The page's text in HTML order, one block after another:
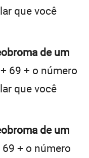
que você
de um
69 + o número
que você
de um
+ o número